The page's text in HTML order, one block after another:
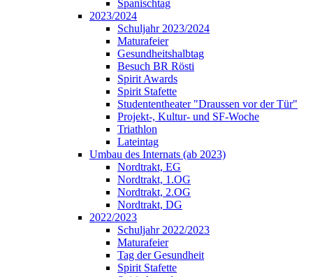
Spanischtag
2023/2024
Schuljahr 2023/2024
Maturafeier
Gesundheitshalbtag
Besuch BR Rösti
Spirit Awards
Spirit Stafette
Studententheater "Draussen vor der Tür"
Projekt-, Kultur- und SF-Woche
Triathlon
Lateintag
Umbau des Internats (ab 2023)
Nordtrakt, EG
Nordtrakt, 1.OG
Nordtrakt, 2.OG
Nordtrakt, DG
2022/2023
Schuljahr 2022/2023
Maturafeier
Tag der Gesundheit
Spirit Stafette